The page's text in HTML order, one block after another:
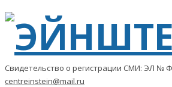
Свидетельство о регистрации СМИ: ЭЛ №
centreinstein@mail.ru